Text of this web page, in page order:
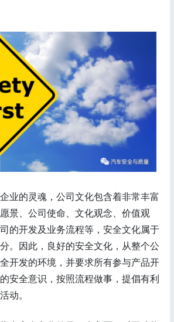
业的灵魂，公司文化包含着非常丰富
景、公司使命、文化观念、价值观
的开发及业务流程等，安全文化属于
。因此，良好的安全文化，从整个公
开发的环境，并要求所有参与产品开
安全意识，按照流程做事，提倡有利
动。